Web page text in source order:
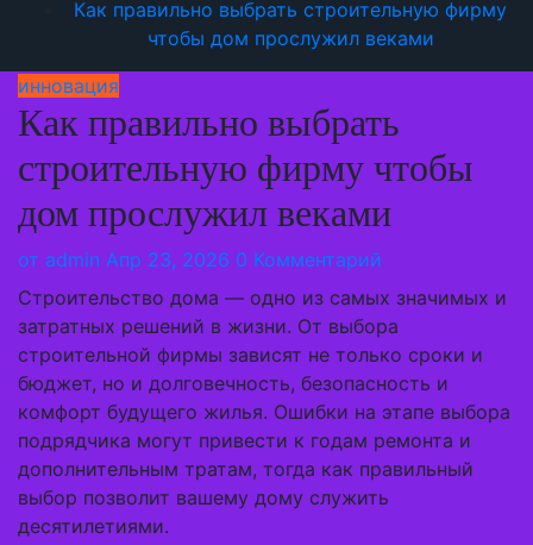
Как правильно выбрать строительную фирму
чтобы дом прослужил веками
инновация
Как правильно выбрать
строительную фирму чтобы
дом прослужил веками
от admin Апр 23, 2026 0 Комментарий
Строительство дома — одно из самых значимых и
затратных решений в жизни. От выбора
строительной фирмы зависят не только сроки и
бюджет, но и долговечность, безопасность и
комфорт будущего жилья. Ошибки на этапе выбора
подрядчика могут привести к годам ремонта и
дополнительным тратам, тогда как правильный
выбор позволит вашему дому служить
десятилетиями.